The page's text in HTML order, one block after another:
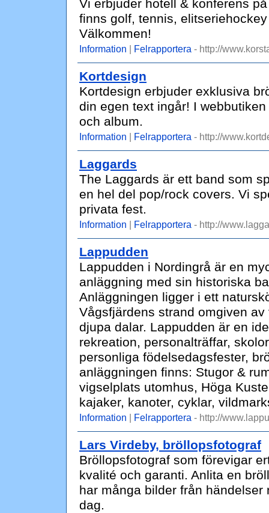
Vi erbjuder hotell & konferens
finns golf, tennis,
Välkommen!
Information | Felrapportera - http://
Kortdesign
Kortdesign erbjuder exklusiva
din egen text ingår! I
och album.
Information | Felrapportera - http://
Laggards
The Laggards är ett band som
en hel del pop/rock covers. Vi
privata fest.
Information | Felrapportera - http://
Lappudden
Lappudden i Nordingrå är en
anläggning med sin historiska
Anläggningen ligger i ett
Vågsfjärdens strand omgiven
djupa dalar. Lappudden är en
rekreation, personalträffar,
personliga födelsedagsfester,
anläggningen finns: Stugor &
vigselplats utomhus, Höga
kajaker, kanoter, cyklar,
Information | Felrapportera - http://
Lars Virdeby, bröllopsfotograf
Bröllopsfotograf som förevigar
kvalité och garanti. Anlita en
har många bilder från
dag.